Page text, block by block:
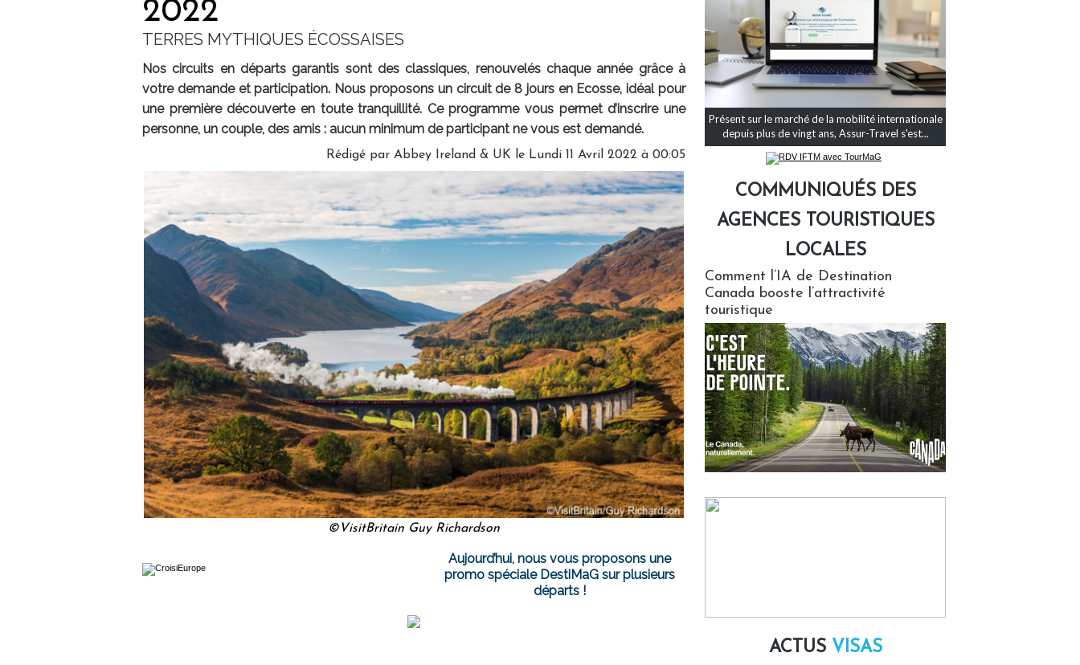
2022
TERRES MYTHIQUES ÉCOSSAISES
Nos circuits en départs garantis sont des classiques, renouvelés chaque année grâce à
votre demande et participation. Nous proposons un circuit de 8 jours en Ecosse, idéal pour
une première découverte en toute tranquillité. Ce programme vous permet d’inscrire une
personne, un couple, des amis : aucun minimum de participant ne vous est demandé.
Rédigé par Abbey Ireland & UK le Lundi 11 Avril 2022 à 00:05
©VisitBritain Guy Richardson
Aujourd’hui, nous vous proposons une
promo spéciale DestiMaG sur plusieurs
départs !
Présent sur le marché de la mobilité internationale
depuis plus de vingt ans, Assur-Travel s'est...
COMMUNIQUÉS DES
AGENCES TOURISTIQUES
LOCALES
Comment l’IA de Destination
Canada booste l’attractivité
touristique
ACTUS VISAS